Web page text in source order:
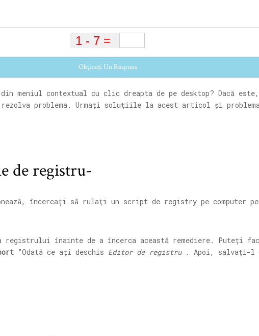
Obțineți Un Răspuns
din meniul contextual cu clic dreapta de pe desktop? Dacă
problema. Urmați soluțiile la acest articol și
de registru-
încercați să rulați un script de registry pe computer
registrului înainte de a încerca această remediere. Puteți
”Odată ce ați deschis Editor de registru. Apoi, salvați-l